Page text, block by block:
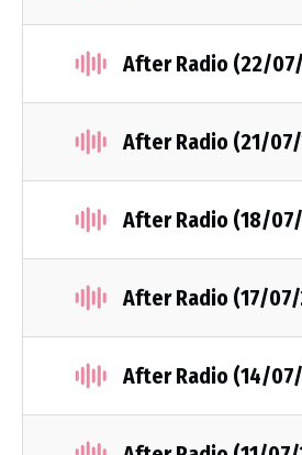
After Radio (22/
After Radio (21/
After Radio (18/
After Radio (17/
After Radio (14/